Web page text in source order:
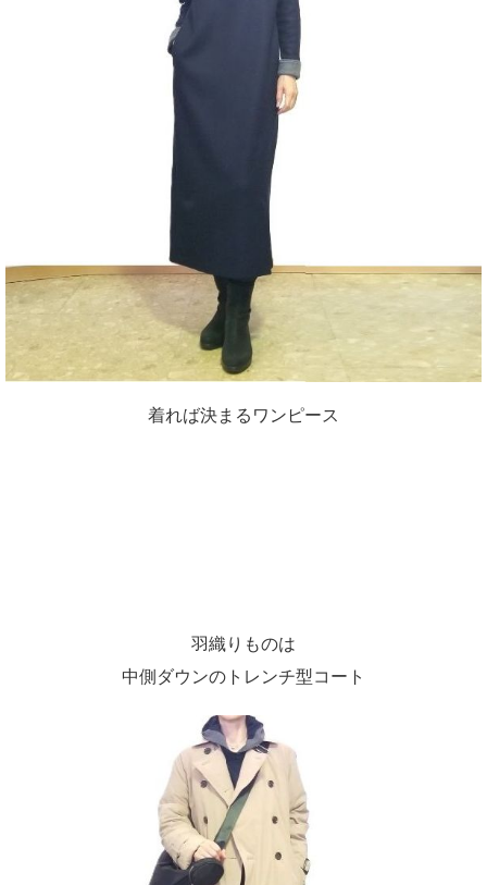
着れば決まるワンピース
羽織りものは
中側ダウンのトレンチ型コート